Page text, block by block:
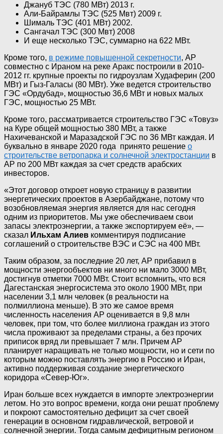
Джануб ТЭС (780 МВт) 2013 г.
Али-Байрамлы ТЭС (525 Мвт) 2009 г.
Шималь ТЭС (401 МВт) 2002.
Сангачал ТЭС (300 Мвт) 2008
И еще несколько ТЭС, суммарно на 622 МВт.
Кроме того, в режиме повышенной секретности, АР
совместно с Ираном на реке Аракс построили в 2010-
2012 гг. крупные проекты по гидроузлам Худаферин (200
МВт) и Гыз-Галасы (80 МВт). Уже ведется строительство
ГЭС «Ордубад», мощностью 36,6 МВт и новых малых
ГЭС, мощностью 25 МВт.
Кроме того, рассматривается строительство ГЭС «Товуз»
на Куре общей мощностью 380 МВт, а также
Нахичеванской и Маразадской ГЭС по 36 МВт каждая. И
буквально в январе 2020 года принято решение о
строительстве ветропарка и солнечной электростанции в
АР по 200 МВт каждая за счет средств арабских
инвесторов.
«Этот договор откроет новую страницу в развитии
энергетических проектов в Азербайджане, потому что
возобновляемая энергия является для нас сегодня
одним из приоритетов. Мы уже обеспечиваем свои
запасы электроэнергии, а также экспортируем её», —
сказал Ильхам Алиев комментируя подписание
соглашений о строительстве ВЭС и СЭС на 400 МВт.
Таким образом, за последние 20 лет, АР прибавил в
мощности энергообъектов ни много ни мало 3000 МВт,
достигнув отметки 7000 МВт. Стоит вспомнить, что вся
Дагестанская энергосистема это около 1900 МВт, при
населении 3,1 млн человек (в реальности на
полмиллиона меньше). В это же самое время
численность населения АР оценивается в 9,8 млн
человек, при том, что более миллиона граждан из этого
числа проживают за пределами страны, а без прочих
приписок вряд ли превышает 7 млн. Причем АР
планирует наращивать не только мощности, но и сети по
которым можно поставлять энергию в Россию и Иран,
активно поддерживая создание энергетического
коридора «Север-Юг».
Иран больше всех нуждается в импорте электроэнергии
летом. Но это вопрос времени, когда они решат проблему
и покроют самостоятельно дефицит за счет своей
генерации в основном гидравлической, ветровой и
солнечной энергии. Тогда самым дефицитным регионом